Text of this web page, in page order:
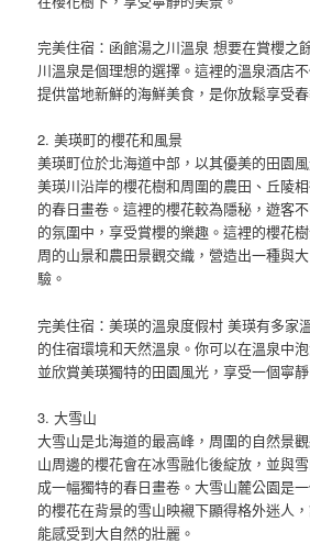
完美住宿：函館湯之川溫泉 想要在賞櫻之
川溫泉是個理想的選擇。這裡的溫泉酒店
提供當地新鮮的海鮮美食，是你放鬆享受
2. 美瑛町的櫻花和風景
美瑛町位於北海道中部，以其優美的田園
美瑛川沿岸的櫻花樹和周圍的農田、丘陵
的春日畫卷。這裡的櫻花較為隱秘，遊客
的氛圍中，享受賞櫻的樂趣。這裡的櫻花
周的山景和農田景觀交織，營造出一種與
驗。
完美住宿：美瑛的溫泉度假村 美瑛有多家
的住宿環境和天然溫泉。你可以在溫泉中
並欣賞美瑛獨特的田園風光，享受一個寧
3. 大雪山
大雪山是北海道的最高峰，周圍的自然景
山周邊的櫻花會在冰雪融化後綻放，並與
成一幅獨特的春日畫卷。大雪山麓公園是
的櫻花在背景的雪山映襯下顯得格外迷人
能感受到大自然的壯麗。